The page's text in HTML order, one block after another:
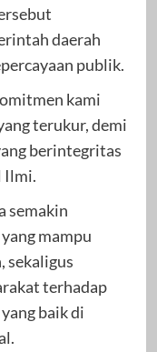
daerah
publik.
kami
terukur, demi
berintegritas
Ilmi.
semakin
mampu
sekaligus
terhadap
baik di